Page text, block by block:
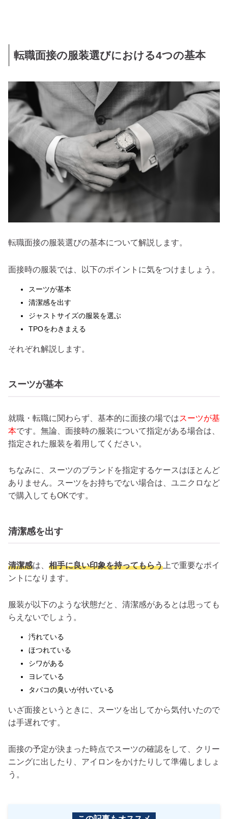
転職面接の服装選びにおける4つの基本
転職面接の服装選びの基本について解説します。
面接時の服装では、以下のポイントに気をつけましょう。
スーツが基本
清潔感を出す
ジャストサイズの服装を選ぶ
TPOをわきまえる
それぞれ解説します。
スーツが基本
就職・転職に関わらず、基本的に面接の場ではスーツが基
本です。無論、面接時の服装について指定がある場合は、
指定された服装を着用してください。
ちなみに、スーツのブランドを指定するケースはほとんど
ありません。スーツをお持ちでない場合は、ユニクロなど
で購入してもOKです。
清潔感を出す
清潔感は、 相手に良い印象を持ってもらう 上で重要なポイ
ントになります。
服装が以下のような状態だと、清潔感があるとは思っても
らえないでしょう。
汚れている
ほつれている
シワがある
ヨレている
タバコの臭いが付いている
いざ面接というときに、スーツを出してから気付いたので
は手遅れです。
面接の予定が決まった時点でスーツの確認をして、クリー
ニングに出したり、アイロンをかけたりして準備しましょ
う。